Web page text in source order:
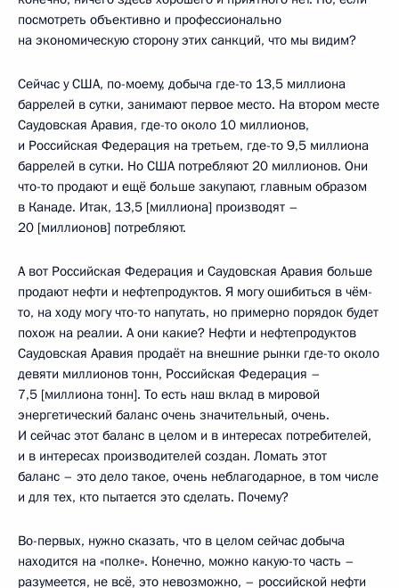
посмотреть объективно и профессионально
на экономическую сторону этих санкций, что мы видим?
Сейчас у США, по-моему, добыча где-то 13,5 миллиона
баррелей в сутки, занимают первое место. На втором месте
Саудовская Аравия, где-то около 10 миллионов,
и Российская Федерация на третьем, где-то 9,5 миллиона
баррелей в сутки. Но США потребляют 20 миллионов. Они
что-то продают и ещё больше закупают, главным образом
в Канаде. Итак, 13,5 [миллиона] производят –
20 [миллионов] потребляют.
А вот Российская Федерация и Саудовская Аравия больше
продают нефти и нефтепродуктов. Я могу ошибиться в чём-
то, на ходу могу что-то напутать, но примерно порядок будет
похож на реалии. А они какие? Нефти и нефтепродуктов
Саудовская Аравия продаёт на внешние рынки где-то около
девяти миллионов тонн, Российская Федерация –
7,5 [миллиона тонн]. То есть наш вклад в мировой
энергетический баланс очень значительный, очень.
И сейчас этот баланс в целом и в интересах потребителей,
и в интересах производителей создан. Ломать этот
баланс – это дело такое, очень неблагодарное, в том числе
и для тех, кто пытается это сделать. Почему?
Во-первых, нужно сказать, что в целом сейчас добыча
находится на «полке». Конечно, можно какую-то часть –
разумеется, не всё, это невозможно, – российской нефти